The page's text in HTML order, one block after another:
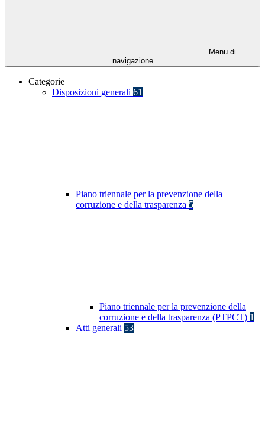
Menu di
navigazione
Categorie
Disposizioni generali 61
Piano triennale per la prevenzione della
corruzione e della trasparenza 5
Piano triennale per la prevenzione della
corruzione e della trasparenza (PTPCT) 1
Atti generali 53